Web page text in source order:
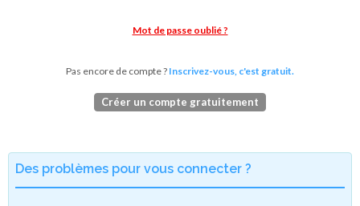
Mot de passe oublié ?
Pas encore de compte ? Inscrivez-vous, c'est gratuit.
Créer un compte gratuitement
Des problèmes pour vous connecter ?